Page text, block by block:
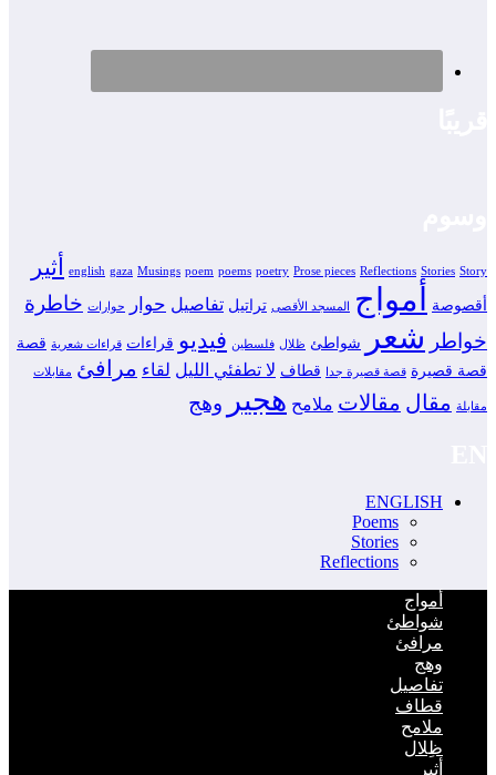
english gaza Musings poem poems poetry Prose pieces Reflections Stories Story أثير
أقصوصة أمواج المسجد الأقصى تراتيل تفاصيل حوار حوارات خاطرة
خواطر شعر شواطئ ظلال فلسطين فيديو قراءات قراءات شعرية قصة
قصة قصيرة قصة قصيرة جدا قطاف لا تطفئي الليل لقاء مرافئ مقابلات
مقابلة مقال مقالات ملامح هجير وهج
ENGLISH
Poems
Stories
Reflections
أمواج
شواطئ
مرافئ
وهج
تفاصيل
قطاف
ملامح
ظِلال
أثير